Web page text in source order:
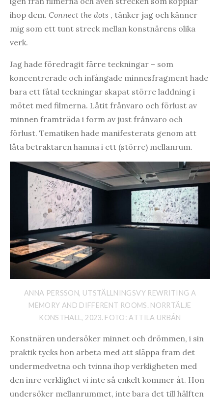
ihop dem. Connect the dots , tänker jag och känner
mig som ett tunt streck mellan konstnärens olika
verk.
Jag hade föredragit färre teckningar – som
koncentrerade och infångade minnesfragment hade
bara ett fåtal teckningar skapat större laddning i
mötet med filmerna. Låtit frånvaro och förlust av
minnen framträda i form av just frånvaro och
förlust. Tematiken hade manifesterats genom att
låta betraktaren hamna i ett (större) mellanrum.
ANNA PERSSON, UTSTÄLLNINGSVY REWRITING A
MEMORY AND DIFFERENT ROOMS. NORRTÄLJE
KONSTHALL, 2023. FOTO: ATTILA URBÁN
Konstnären undersöker minnet och drömmen, i sin
praktik tycks hon arbeta med att släppa fram det
undermedvetna och tvinna ihop verkligheten med
den inre verklighet vi inte så enkelt kommer åt. Hon
undersöker mellanrummet, inte bara det till hälften